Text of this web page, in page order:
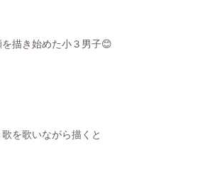
描き始めた小３男子😊
を歌いながら描くと